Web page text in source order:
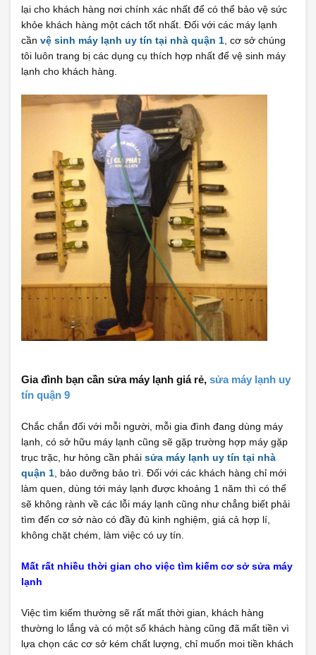
lại cho khách hàng nơi chính xác nhất để có thể bảo vệ sức
khỏe khách hàng một cách tốt nhất. Đối với các máy lạnh
cần vệ sinh máy lạnh uy tín tại nhà quận 1 , cơ sở chúng
tôi luôn trang bị các dụng cụ thích hợp nhất để vệ sinh máy
lạnh cho khách hàng.
Gia đình bạn cần sửa máy lạnh giá rẻ, sửa máy lạnh uy
tín quận 9
Chắc chắn đối với mỗi người, mỗi gia đình đang dùng máy
lạnh, có sở hữu máy lạnh cũng sẽ gặp trường hợp máy gặp
trục trặc, hư hỏng cần phải sửa máy lạnh uy tín tại nhà
quận 1 , bảo dưỡng bảo trì. Đối với các khách hàng chỉ mới
làm quen, dùng tới máy lạnh được khoảng 1 năm thì có thể
sẽ không rành về các lỗi máy lạnh cũng như chẳng biết phải
tìm đến cơ sở nào có đầy đủ kinh nghiệm, giá cả hợp lí,
không chặt chém, làm việc có uy tín.
Mất rất nhiều thời gian cho việc tìm kiếm cơ sở sửa máy
lạnh
Việc tìm kiếm thường sẽ rất mất thời gian, khách hàng
thường lo lắng và có một số khách hàng cũng đã mất tiền vì
lựa chọn các cơ sở kém chất lượng, chỉ muốn moi tiền khách